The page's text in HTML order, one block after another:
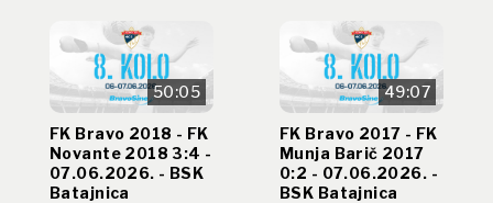
50:05
FK Bravo 2018 - FK
Novante 2018 3:4 -
07.06.2026. - BSK
Batajnica
49:07
FK Bravo 2017 - FK
Munja Barič 2017
0:2 - 07.06.2026. -
BSK Batajnica